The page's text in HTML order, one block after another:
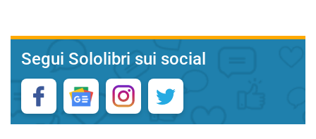
Segui Sololibri sui social